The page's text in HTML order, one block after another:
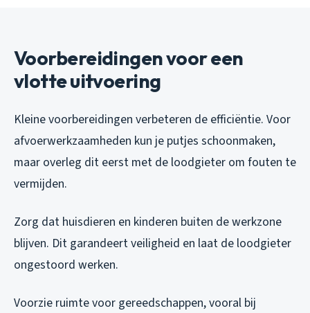
Voorbereidingen voor een
vlotte uitvoering
Kleine voorbereidingen verbeteren de efficiëntie. Voor
afvoerwerkzaamheden kun je putjes schoonmaken,
maar overleg dit eerst met de loodgieter om fouten te
vermijden.
Zorg dat huisdieren en kinderen buiten de werkzone
blijven. Dit garandeert veiligheid en laat de loodgieter
ongestoord werken.
Voorzie ruimte voor gereedschappen, vooral bij